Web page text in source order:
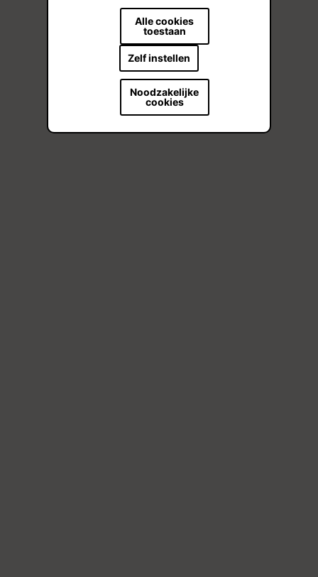
Alle cookies
toestaan
Zelf instellen
Noodzakelijke
cookies